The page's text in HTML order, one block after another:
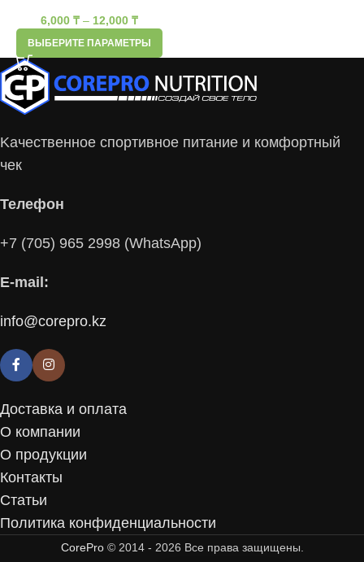
6,000 ₸ – 12,000 ₸
ВЫБЕРИТЕ ПАРАМЕТРЫ
Kачественное спортивное питание и комфортный
чек
Телефон
+7 (705) 965 2998 (WhatsApp)
E-mail:
info@corepro.kz
Доставка и оплата
О компании
О продукции
Контакты
Статьи
Политика конфиденциальности
СorePro© 2014 - 2026 Все права защищены.